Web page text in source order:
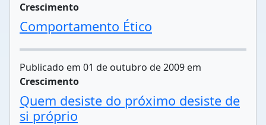
Crescimento
Comportamento Ético
Publicado em 01 de outubro de 2009 em
Crescimento
Quem desiste do próximo desiste de
si próprio